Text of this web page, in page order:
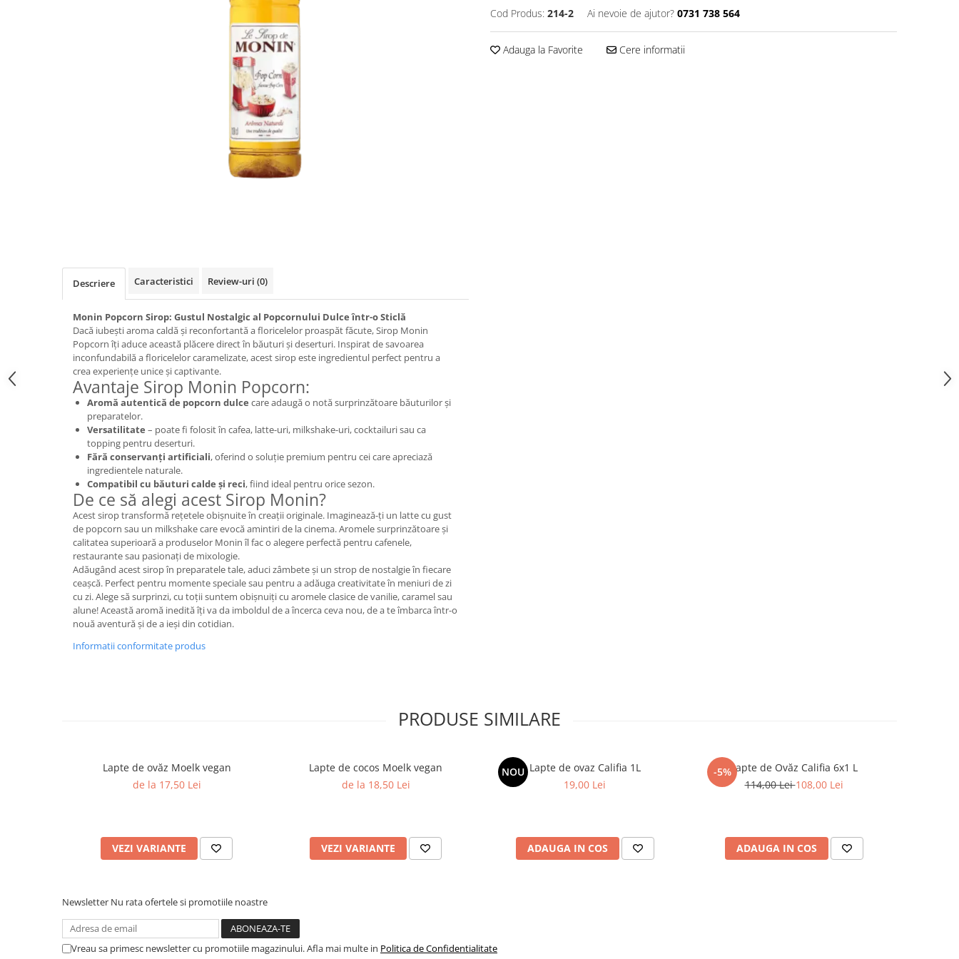
Cod Produs: 214-2 Ai nevoie de ajutor? 0731 738 564
Adauga la Favorite Cere informatii
Descriere Caracteristici Review-uri (0)
Monin Popcorn Sirop: Gustul Nostalgic al Popcornului Dulce într-o Sticlă
Dacă iubești aroma caldă și reconfortantă a floricelelor proaspăt făcute, Sirop Monin
Popcorn îți aduce această plăcere direct în băuturi și deserturi. Inspirat de savoarea
inconfundabilă a floricelelor caramelizate, acest sirop este ingredientul perfect pentru a
crea experiențe unice și captivante.
Avantaje Sirop Monin Popcorn:
Aromă autentică de popcorn dulce care adaugă o notă surprinzătoare băuturilor și
preparatelor.
Versatilitate – poate fi folosit în cafea, latte-uri, milkshake-uri, cocktailuri sau ca
topping pentru deserturi.
Fără conservanți artificiali, oferind o soluție premium pentru cei care apreciază
ingredientele naturale.
Compatibil cu băuturi calde și reci, fiind ideal pentru orice sezon.
De ce să alegi acest Sirop Monin?
Acest sirop transformă rețetele obișnuite în creații originale. Imaginează-ți un latte cu gust
de popcorn sau un milkshake care evocă amintiri de la cinema. Aromele surprinzătoare și
calitatea superioară a produselor Monin îl fac o alegere perfectă pentru cafenele,
restaurante sau pasionați de mixologie.
Adăugând acest sirop în preparatele tale, aduci zâmbete și un strop de nostalgie în fiecare
ceașcă. Perfect pentru momente speciale sau pentru a adăuga creativitate în meniuri de zi
cu zi. Alege să surprinzi, cu toții suntem obișnuiți cu aromele clasice de vanilie, caramel sau
alune! Această aromă inedită îți va da imboldul de a încerca ceva nou, de a te îmbarca într-o
nouă aventură și de a ieși din cotidian.
Informatii conformitate produs
PRODUSE SIMILARE
Lapte de ovăz Moelk vegan
de la 17,50 Lei
VEZI VARIANTE
Lapte de cocos Moelk vegan
de la 18,50 Lei
VEZI VARIANTE
NOU Lapte de ovaz Califia 1L
19,00 Lei
ADAUGA IN COS
-5%Lapte de Ovăz Califia 6x1 L
114,00 Lei108,00 Lei
ADAUGA IN COS
Newsletter Nu rata ofertele si promotiile noastre
Vreau sa primesc newsletter cu promotiile magazinului. Afla mai multe in Politica de Confidentialitate